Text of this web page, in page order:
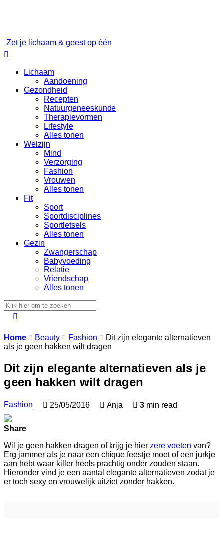
Zet je lichaam & geest op één

Lichaam
Aandoening
Gezondheid
Recepten
Natuurgeneeskunde
Therapievormen
Lifestyle
Alles tonen
Welzijn
Mind
Verzorging
Fashion
Vrouwen
Alles tonen
Fit
Sport
Sportdisciplines
Sportletsels
Alles tonen
Gezin
Zwangerschap
Babyvoeding
Relatie
Vriendschap
Alles tonen

Home  Beauty  Fashion  Dit zijn elegante alternatieven
als je geen hakken wilt dragen
Dit zijn elegante alternatieven als je
geen hakken wilt dragen
Fashion  25/05/2016  Anja  3 min read
Share
Wil je geen hakken dragen of krijg je hier zere voeten van?
Erg jammer als je naar een chique feestje moet of een jurkje
aan hebt waar killer heels prachtig onder zouden staan.
Hieronder vind je een aantal elegante alternatieven zodat je
er toch sexy en vrouwelijk uitziet zonder hakken.